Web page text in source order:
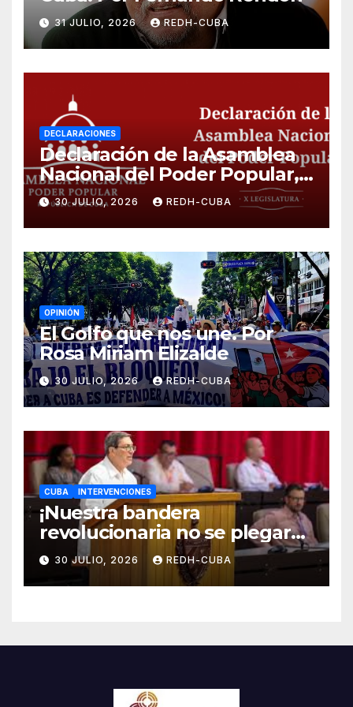
31 JULIO, 2026 REDH-CUBA
DECLARACIONES
Declaración de la Asamblea
Nacional del Poder Popular,
¡Cesen el cerco energético y
el castigo colectivo al pueblo
cubano!
30 JULIO, 2026 REDH-CUBA
OPINIÓN
El Golfo que nos une. Por
Rosa Miriam Elizalde
30 JULIO, 2026 REDH-CUBA
CUBA INTERVENCIONES
¡Nuestra bandera
revolucionaria no se plegará
jamás! Por Bruno Rodríguez
Parrilla
30 JULIO, 2026 REDH-CUBA